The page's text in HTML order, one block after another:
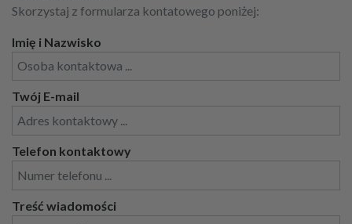
Skorzystaj z formularza kontatowego poniżej:
Imię i Nazwisko
Twój E-mail
Telefon kontaktowy
Treść wiadomości